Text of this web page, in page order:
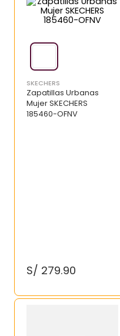
SKECHERS
Zapatillas Urbanas
Mujer SKECHERS
185460-OFNV
S/ 279.90